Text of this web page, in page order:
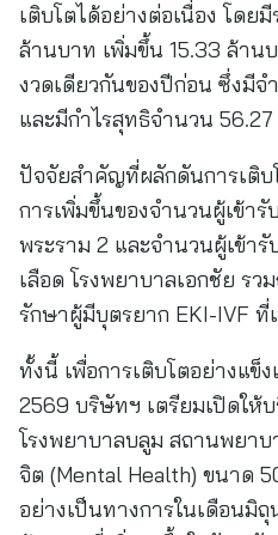
เติบโตได้อย่างต่อเนื่อง โดย
ล้านบาท เพิ่มขึ้น 15.33 ล้าน
งวดเดียวกันของปีก่อน ซึ่งมี
และมีกำไรสุทธิจำนวน
ปัจจัยสำคัญที่ผลักดันการเติ
การเพิ่มขึ้นของจำนวนผู้เข้า
พระราม 2 และจำนวนผู้เข้า
เลือด โรงพยาบาลเอกชัย รว
รักษาผู้มีบุตรยาก EKI-IVF ที่
ทั้งนี้ เพื่อการเติบโตอย่างแข็
2569 บริษัทฯ เตรียมเปิดให้
โรงพยาบาลบลูม สถานพยา
จิต (Mental Health) ขนาด
อย่างเป็นทางการในเดือนมิ